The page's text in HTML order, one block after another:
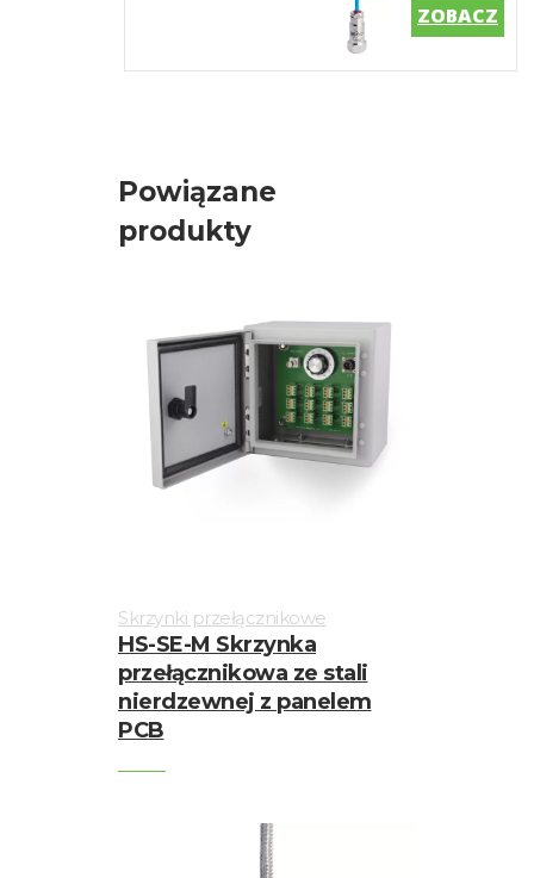
ZOBACZ
Powiązane
produkty
Skrzynki przełącznikowe
HS-SE-M Skrzynka
przełącznikowa ze stali
nierdzewnej z panelem
PCB